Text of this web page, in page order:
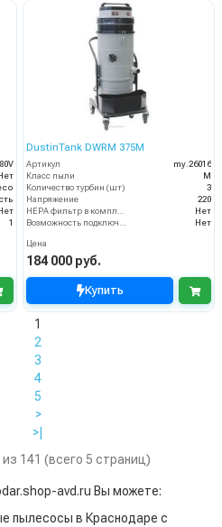
Нет
Нет
1
DustinTank DWRM 375M
Артикул
my.26016
Класс пыли
М
Количество турбин (шт)
3
Напряжение
220
HEPA фильтр в комплекте
Нет
Возможность подключения электрощетки
Нет
Цена
184 000 руб.
Купить
1
2
3
4
5
>
>|
141 (всего 5 страниц)
avd.ru Вы можете:
пылесосы в Краснодаре с